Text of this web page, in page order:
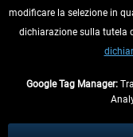
RECEDERE DAL
INFORMAZIONI
modificare la selezione in
dichiarazione sulla tutela
Google Tag Manager: